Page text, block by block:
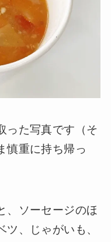
った写真です（そ
慎重に持ち帰っ
、ソーセージのほ
、じゃがいも、